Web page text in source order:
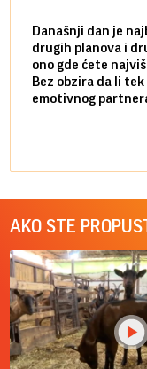
Današnji dan je
drugih planova i
ono gde ćete
Bez obzira da li
emotivnog
AKO STE